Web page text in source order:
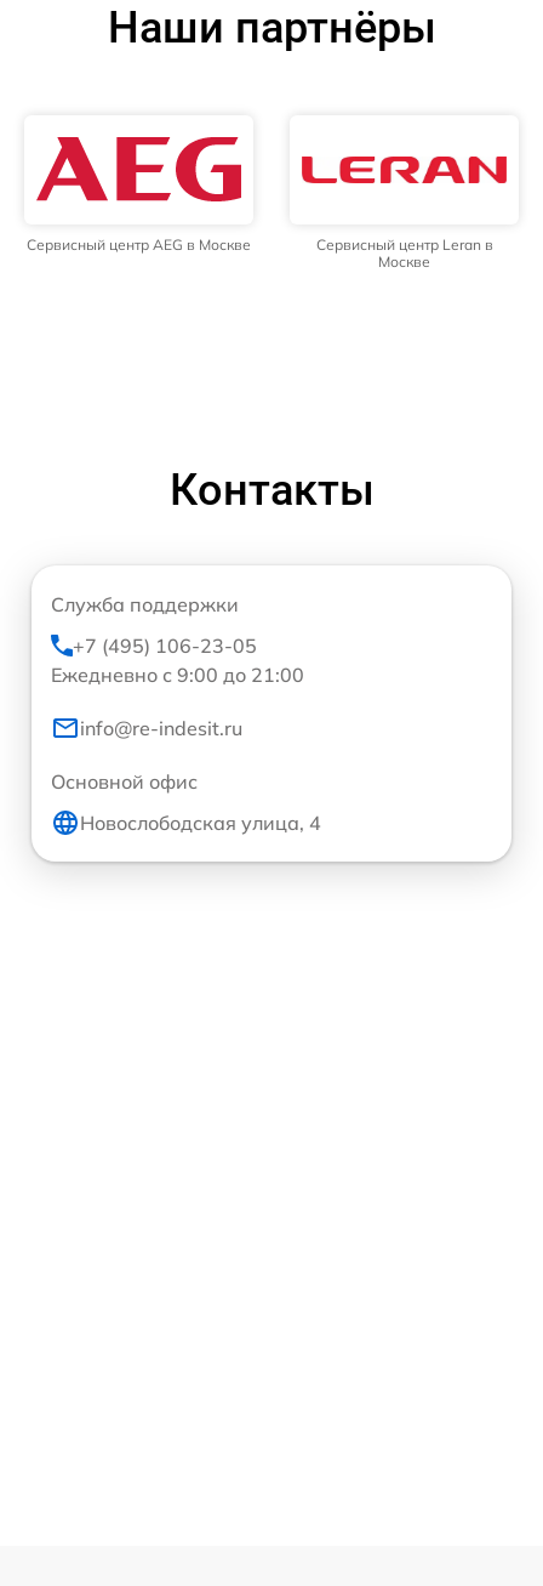
Наши партнёры
Сервисный центр AEG в Москве
Сервисный центр Leran в
Москве
Контакты
Служба поддержки
+7 (495) 106-23-05
Ежедневно с 9:00 до 21:00
info@re-indesit.ru
Основной офис
Новослободская улица, 4